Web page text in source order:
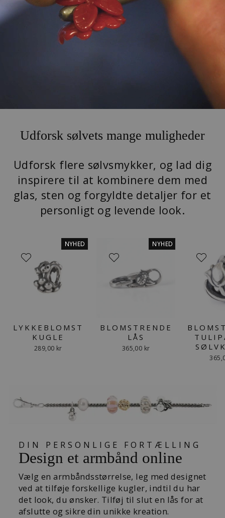
Udforsk sølvets mange muligheder
Udforsk flere sølvsmykker, og lad dig
inspirere til at kombinere dem med
glas, sten og forgyldte detaljer for et
personligt og levende look.
NYHED
LYKKEBLOMST
KUGLE
289,00 kr
NYHED
BLOMSTRENDE
LÅS
365,00 kr
DIN PERSONLIGE FORTÆLLING
Design et armbånd online
Vælg en armbåndsstørrelse, leg med designet
ved at tilføje forskellige kugler, indtil du har
det look, du ønsker. Tilføj til slut en lås for at
afslutte og sikre din unikke kreation.